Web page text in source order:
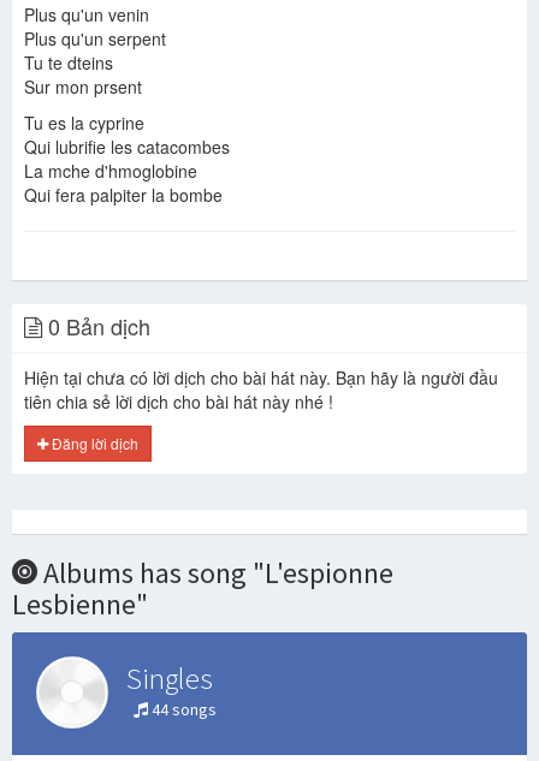
Plus qu'un venin
Plus qu'un serpent
Tu te dteins
Sur mon prsent
Tu es la cyprine
Qui lubrifie les catacombes
La mche d'hmoglobine
Qui fera palpiter la bombe
0 Bản dịch
Hiện tại chưa có lời dịch cho bài hát này. Bạn hãy là người đầu
tiên chia sẻ lời dịch cho bài hát này nhé !
Đăng lời dịch
Albums has song "L'espionne
Lesbienne"
Singles
44 songs